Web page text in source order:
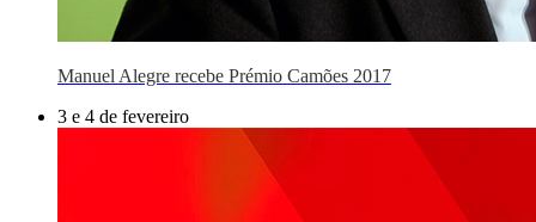
Manuel Alegre recebe Prémio Camões 2017
3 e 4 de fevereiro